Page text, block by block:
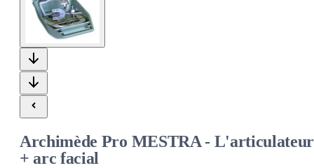
Archimède Pro MESTRA - L'articulateur
+ arc facial